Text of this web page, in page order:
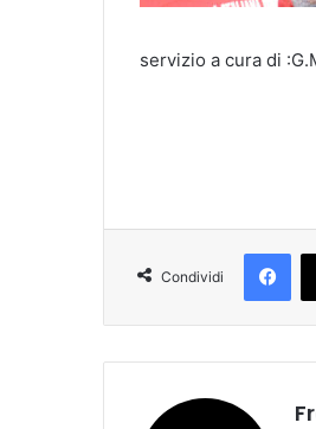
servizio a cura di
Condividi